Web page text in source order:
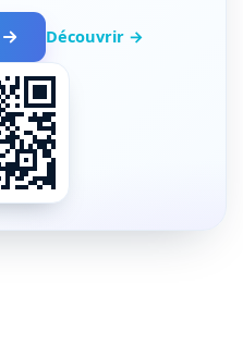
Découvrir →